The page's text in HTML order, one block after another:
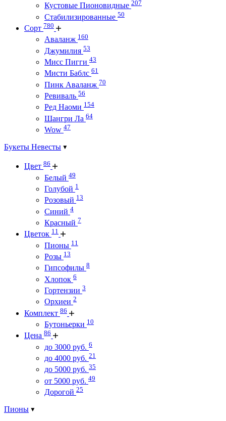
Кустовые Пионовидные 207
Стабилизированные 50
Сорт 780
Аваланж 160
Джумилия 53
Мисс Пигги 43
Мисти Баблс 61
Пинк Аваланж 70
Ревиваль 56
Ред Наоми 154
Шангри Ла 64
Wow 47
Букеты Невесты
Цвет 86
Белый 49
Голубой 1
Розовый 13
Синий 4
Красный 7
Цветок 11
Пионы 11
Розы 13
Гипсофилы 8
Хлопок 6
Гортензии 3
Орхиеи 2
Комплект 86
Бутоньерки 10
Цена 86
до 3000 руб. 6
до 4000 руб. 21
до 5000 руб. 35
от 5000 руб. 49
Дорогой 25
Пионы